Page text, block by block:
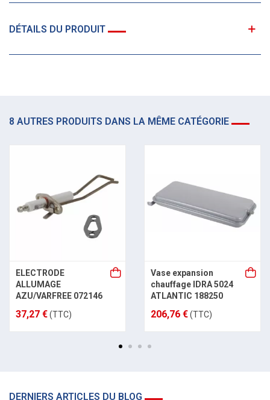
DÉTAILS DU PRODUIT
8 AUTRES PRODUITS DANS LA MÊME CATÉGORIE
ELECTRODE
ALLUMAGE
AZU/VARFREE 072146
37,27 €(TTC)
Vase expansion
chauffage IDRA 5024
ATLANTIC 188250
206,76 €(TTC)
DERNIERS ARTICLES DU BLOG